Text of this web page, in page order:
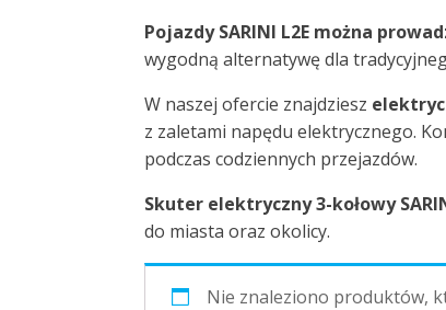
Pojazdy SARINI L2E można
wygodną alternatywę dla
W naszej ofercie znajdziesz
z zaletami napędu elektrycznego.
podczas codziennych przejazdów.
Skuter elektryczny 3-kołowy
do miasta oraz okolicy.
Nie znaleziono produktów,